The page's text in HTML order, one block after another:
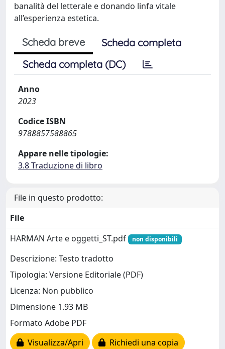
banalità del letterale e donando linfa vitale
all’esperienza estetica.
Scheda breve
Scheda completa
Scheda completa (DC)
Anno
2023
Codice ISBN
9788857588865
Appare nelle tipologie:
3.8 Traduzione di libro
File in questo prodotto:
File
HARMAN Arte e oggetti_ST.pdf
non disponibili
Descrizione: Testo tradotto
Tipologia: Versione Editoriale (PDF)
Licenza: Non pubblico
Dimensione 1.93 MB
Formato Adobe PDF
Visualizza/Apri
Richiedi una copia